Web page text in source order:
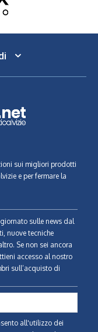
sui migliori prodotti
e per fermare la
sulle news dal
nuove tecniche
Se non sei ancora
accesso al nostro
sull’acquisto di
all'utilizzo dei